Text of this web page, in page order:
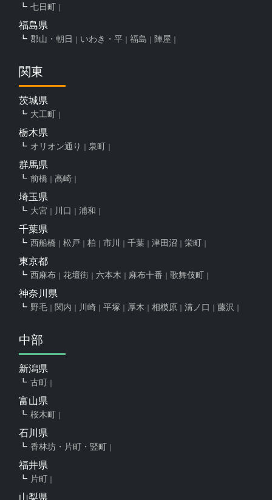
七日町
福島県
郡山・朝日 いわき・平 福島 陣屋
関東
茨城県
大工町
栃木県
オリオン通り 泉町
群馬県
前橋 高崎
埼玉県
大宮 川口 浦和
千葉県
西船橋 松戸 柏 市川 千葉 津田沼 栄町
東京都
西麻布 花壇街 六本木 麻布十番 歌舞伎町
神奈川県
野毛 関内 川崎 平塚 厚木 相模原 溝ノ口 藤沢
中部
新潟県
古町
富山県
桜木町
石川県
香林坊・片町・竪町
福井県
片町
山梨県